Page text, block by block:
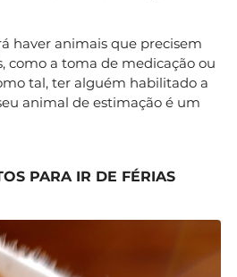
haver animais que precisem
como a toma de medicação ou
tal, ter alguém habilitado a
animal de estimação é um
PARA IR DE FÉRIAS